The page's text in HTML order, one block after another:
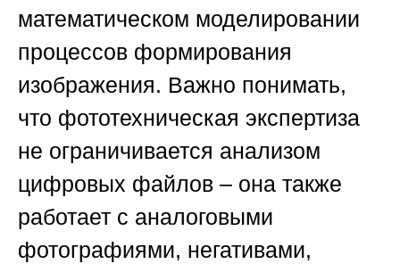
математическом моделировании
процессов формирования
изображения. Важно понимать,
что фототехническая экспертиза
не ограничивается анализом
цифровых файлов – она также
работает с аналоговыми
фотографиями, негативами,